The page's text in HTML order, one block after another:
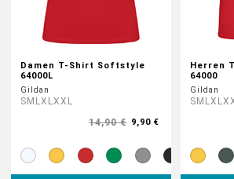
Damen T-Shirt Softstyle
64000L
Gildan
SM L XL XXL
14,90 € 9,90 €
Herren
64000
Gildan
SM L XL